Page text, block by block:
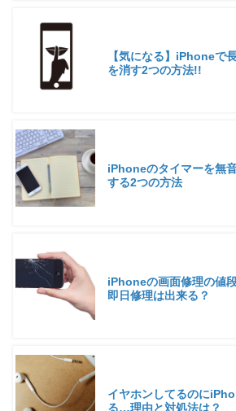
【気になる】iPhoneで
を消す2つの方法!!
iPhoneのタイマーを無
する2つの方法
iPhoneの画面修理の値
即日修理は出来る？
イヤホンしてるのに
る…理由と対処法は？